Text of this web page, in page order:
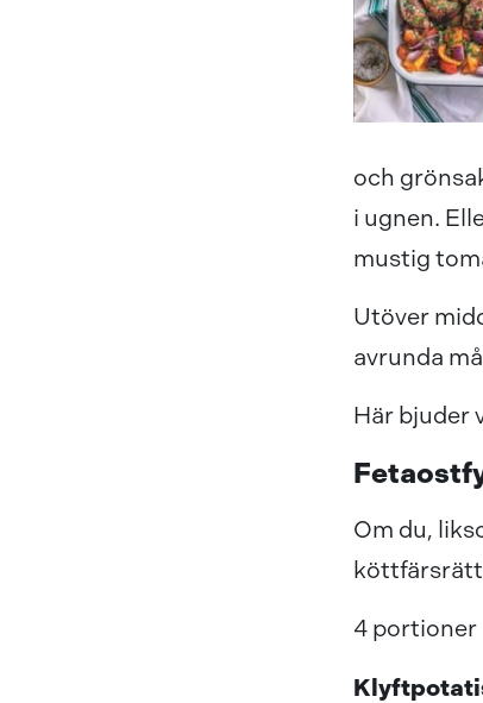
och
i ugnen.
mustig
Utöver
avrunda
Här bjuder
Om du,
4 portioner